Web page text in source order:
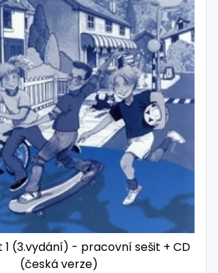
1 (3.vydání) - pracovní sešit + CD
(česká verze)